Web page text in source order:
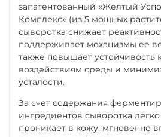
запатентованный «Желтый
Комплекс» (из 5 мощных
сыворотка снижает
поддерживает механизмы ее
также повышает устойчивость
воздействиям среды и
усталости.
За счет содержания
ингредиентов сыворотка
проникает в кожу, мгновенно